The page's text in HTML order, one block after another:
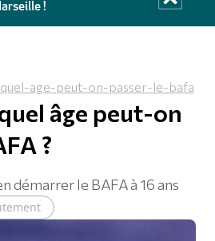
!
age-peut-on-passer-le-bafa
âge peut-on
?
démarrer le BAFA à 16 ans